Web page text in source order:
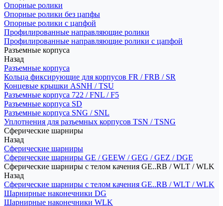
Опорные ролики
Опорные ролики без цапфы
Опорные ролики с цапфой
Профилированные направляющие ролики
Профилированные направляющие ролики с цапфой
Разъемные корпуса
Назад
Разъемные корпуса
Кольца фиксирующие для корпусов FR / FRB / SR
Концевые крышки ASNH / TSU
Разъемные корпуса 722 / FNL / F5
Разъемные корпуса SD
Разъемные корпуса SNG / SNL
Уплотнения для разъемных корпусов TSN / TSNG
Сферические шарниры
Назад
Сферические шарниры
Сферические шарниры GE / GEEW / GEG / GEZ / DGE
Сферические шарниры с телом качения GE..RB / WLT / WLK
Назад
Сферические шарниры с телом качения GE..RB / WLT / WLK
Шарнирные наконечники DG
Шарнирные наконечники WLK